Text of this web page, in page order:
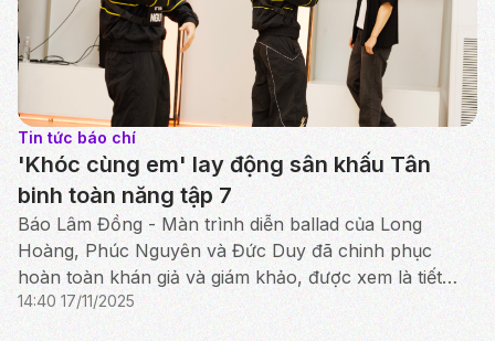
Tin tức báo chí
'Khóc cùng em' lay động sân khấu Tân
binh toàn năng tập 7
Báo Lâm Đồng - Màn trình diễn ballad của Long
Hoàng, Phúc Nguyên và Đức Duy đã chinh phục
hoàn toàn khán giả và giám khảo, được xem là tiết
mục vocal xuất sắc nhất từ đầu chương trình.
14:40 17/11/2025